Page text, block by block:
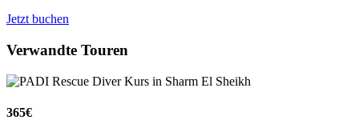
Jetzt buchen
Verwandte Touren
365€